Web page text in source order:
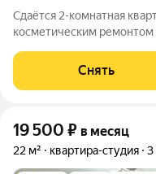
Сдаётся 2-комнатная
косметическим
кирпичный. Коммунальные
Снять
19 500 ₽ в месяц
22 м² квартира-студия 3